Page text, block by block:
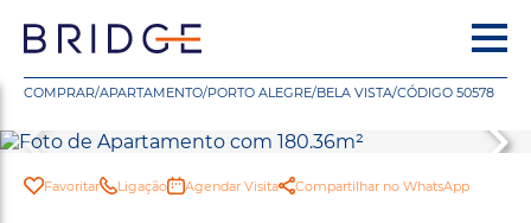
COMPRAR/APARTAMENTO/PORTO ALEGRE/BELA VISTA/CÓDIGO 50578
Favoritar Ligação Agendar Visita Compartilhar no WhatsApp